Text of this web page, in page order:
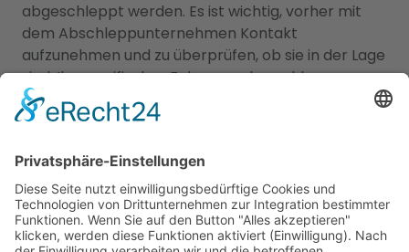
abgeschleppt werden. Es ist wichtig, vorher mit
dem Abschleppunternehmen Kontakt
aufzunehmen und zu überprüfen, ob sie in der Lage
sind, Ihr spezifisches Fahrzeug abzuschleppen.
Einige Abschleppdienste können auch
spezialisierte Ausrüstung für schwere Fahrzeuge
Alles unter einem Dach:
Informationen zu
Abschleppdiensten und Hotels